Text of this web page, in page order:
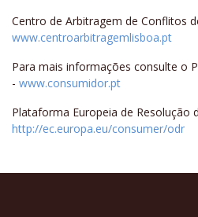
Centro de Arbitragem de Conflitos
www.centroarbitragemlisboa.pt
Para mais informações consulte o
- www.consumidor.pt
Plataforma Europeia de Resolução
http://ec.europa.eu/consumer/odr